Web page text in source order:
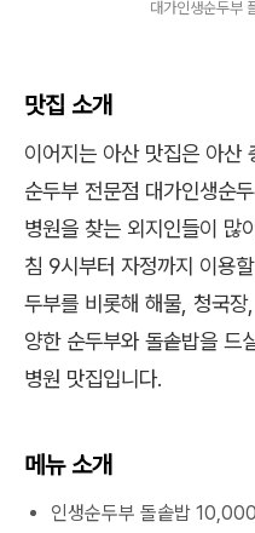
대가인생순두부
맛집 소개
이어지는 아산 맛집은 아산
순두부 전문점 대가인생순
병원을 찾는 외지인들이 많
침 9시부터 자정까지 이용
두부를 비롯해 해물, 청국
양한 순두부와 돌솥밥을 드
병원 맛집입니다.
메뉴 소개
인생순두부 돌솥밥